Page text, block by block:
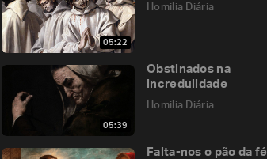
05:22
Homilia Diária
05:39
Obstinados na
incredulidade
Homilia Diária
Falta-nos o pão da fé